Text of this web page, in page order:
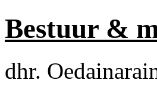
Bestuur &
dhr.